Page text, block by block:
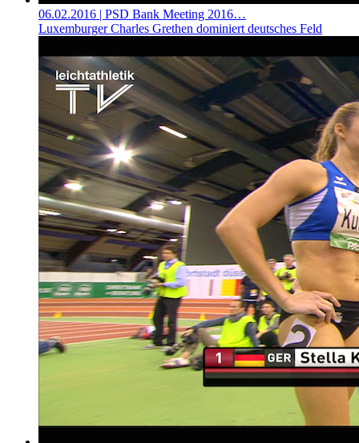
06.02.2016 | PSD Bank Meeting 2016…
Luxemburger Charles Grethen dominiert deutsches Feld